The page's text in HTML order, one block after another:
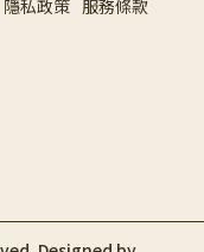
隱私政策 服務條款